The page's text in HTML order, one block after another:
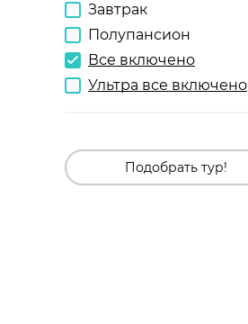
Завтрак
Полупансион
Все включено
Ультра все включено
Подобрать тур!